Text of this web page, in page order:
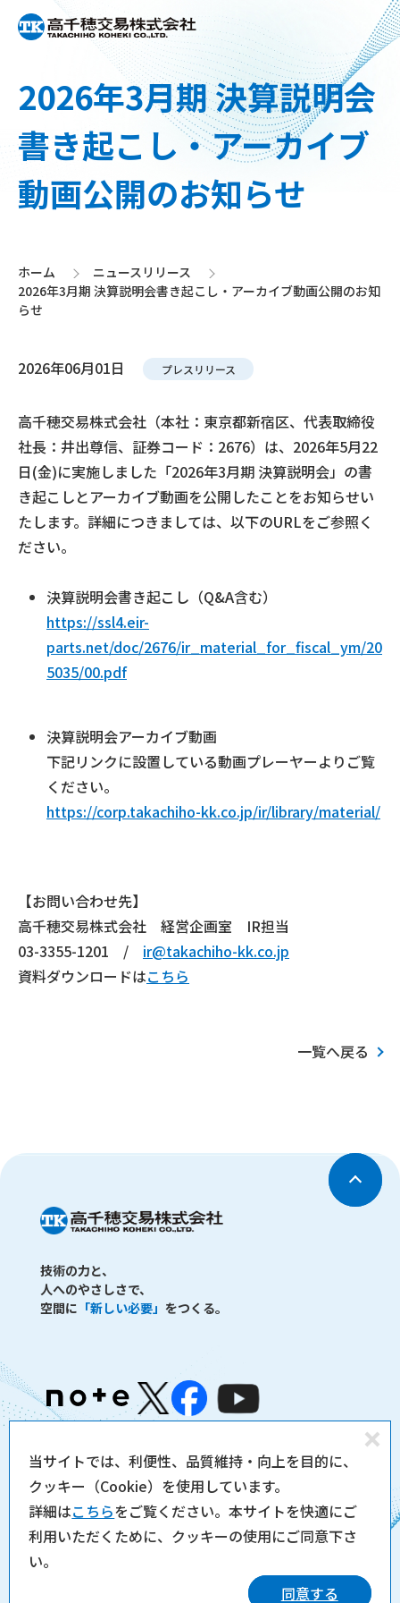
2026年3月期 決算説明会
書き起こし・アーカイブ
動画公開のお知らせ
ホーム >
ニュースリリース
2026年3月期 決算説明会書き起こし・アーカイブ動画公開のお知
らせ
2026年06月01日 プレスリリース
高千穂交易株式会社（本社：東京都新宿区、代表取締役
社長：井出尊信、証券コード：2676）は、2026年5月22
日(金)に実施しました「2026年3月期 決算説明会」の書
き起こしとアーカイブ動画を公開したことをお知らせい
たします。詳細につきましては、以下のURLをご参照く
ださい。
決算説明会書き起こし（Q&A含む）
https://ssl4.eir-
parts.net/doc/2676/ir_material_for_fiscal_ym/20
5035/00.pdf
決算説明会アーカイブ動画
下記リンクに設置している動画プレーヤーよりご覧
ください。
https://corp.takachiho-kk.co.jp/ir/library/material/
【お問い合わせ先】
高千穂交易株式会社 経営企画室 IR担当
03-3355-1201 / ir@takachiho-kk.co.jp
資料ダウンロードはこちら
一覧へ戻る
当サイトでは、利便性、品質維持・向上を目的に、
クッキー（Cookie）を使用しています。
詳細はこちらをご覧ください。本サイトを快適にご
利用いただくために、クッキーの使用にご同意下さ
い。
同意する
技術の力と、
人へのやさしさで、
空間に 「新しい必要」 をつくる。
製品サイト 個人情報保護方針
サイトのご利用についてサイトマップ
Copyright 2026 TAKACHIHO KOHEKI CO., LTD. all rights